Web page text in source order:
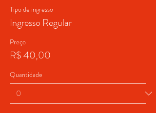
Tipo de ingresso
Ingresso Regular
Preço
R$ 40,00
Quantidade